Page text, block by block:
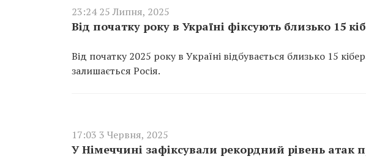
23:24 25 Липня, 2025
Від початку року в Україні фіксують близько 15
Від початку 2025 року в Україні відбувається близько 15
залишається Росія.
17:03 3 Червня, 2025
У Німеччині зафіксували рекордний рівень атак